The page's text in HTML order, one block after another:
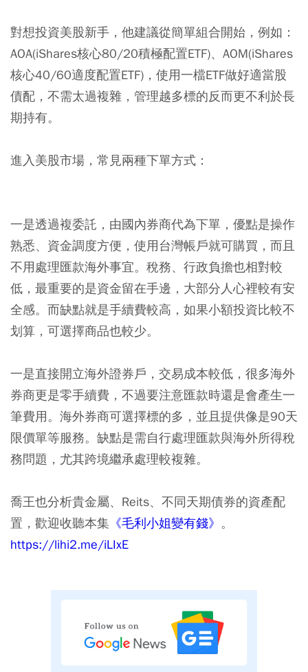
對想投資美股新手，他建議從簡單組合開始，例如：
AOA(iShares核心80/20積極配置ETF)、AOM(iShares
核心40/60適度配置ETF)，使用一檔ETF做好適當股
債配，不需太過複雜，管理越多標的反而更不利於長
期持有。
進入美股市場，常見兩種下單方式：
一是透過複委託 ，由國內券商代為下單，優點是操作
熟悉、資金調度方便，使用台灣帳戶就可購買，而且
不用處理匯款海外事宜。稅務、行政負擔也相對較
低，最重要的是資金留在手邊，大部分人心裡較有安
全感。而缺點就是手續費較高，如果小額投資比較不
划算，可選擇商品也較少。
一是直接開立海外證券戶 ，交易成本較低，很多海外
券商更是零手續費，不過要注意匯款時還是會產生一
筆費用。海外券商可選擇標的多，並且提供像是90天
限價單等服務。缺點是需自行處理匯款與海外所得稅
務問題，尤其跨境繼承處理較複雜。
喬王也分析貴金屬、Reits、不同天期債券的資產配
置，歡迎收聽本集 《毛利小姐變有錢》 。
https://lihi2.me/iLIxE